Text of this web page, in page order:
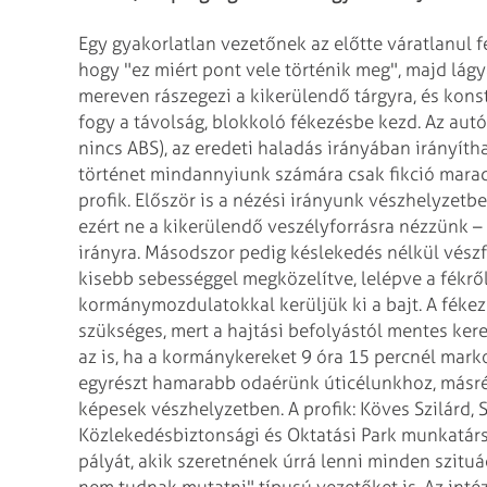
Egy gyakorlatlan vezetőnek az előtte váratlanul
hogy "ez miért pont vele történik meg", majd
mereven rászegezi a kikerülendő tárgyra, és
fogy a távolság, blokkoló fékezésbe kezd. Az
nincs ABS), az eredeti haladás irányában
történet mindannyiunk számára csak fikció
profik. Először is a nézési irányunk
ezért ne a kikerülendő veszélyforrásra nézzünk
irányra. Másodszor pedig késlekedés nélkül
kisebb sebességgel megközelítve, lelépve a
kormánymozdulatokkal kerüljük ki a bajt. A
szükséges, mert a hajtási befolyástól mentes
az is, ha a kormánykereket 9 óra 15 percnél
egyrészt hamarabb odaérünk úticélunkhoz,
képesek vészhelyzetben. A profik: Köves Szilárd,
Közlekedésbiztonsági és Oktatási Park
pályát, akik szeretnének úrrá lenni minden